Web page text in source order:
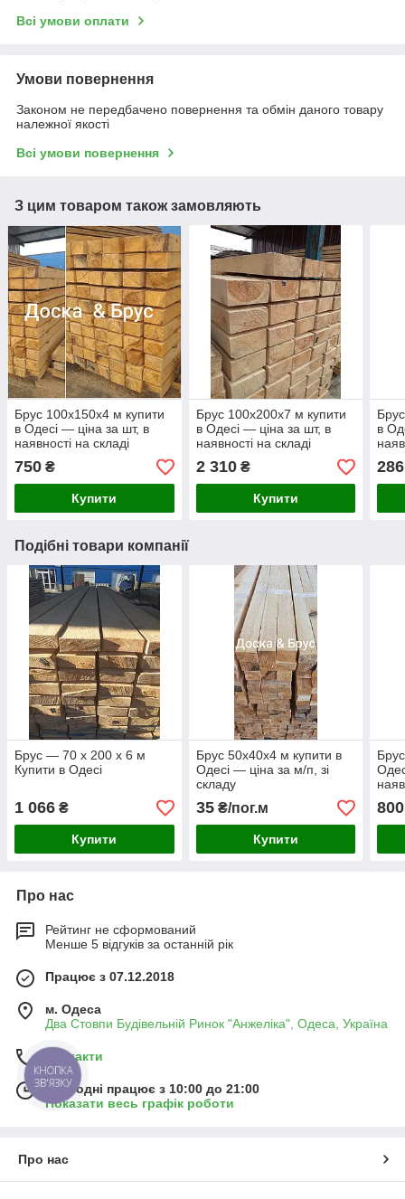
Всі умови оплати
Умови повернення
Законом не передбачено повернення та обмін даного товару
належної якості
Всі умови повернення
З цим товаром також замовляють
Брус 100х150х4 м купити
в Одесі — ціна за шт, в
наявності на складі
750 ₴
Купити
Брус 100х200х7 м купити
в Одесі — ціна за шт, в
наявності на складі
2 310₴
Купити
в
286
Подібні товари компанії
Брус — 70 х 200 х 6 м
Купити в Одесі
1 066 ₴
Купити
Брус 50х40х4 м купити в
Одесі — ціна за м/п, зі
складу
35₴/пог.м
Купити
800
Про нас
Рейтинг не сформований
Менше 5 відгуків за останній рік
Працює з 07.12.2018
м. Одеса
Два Стовпи Будівельній Ринок "Анжеліка", Одеса, Україна
Контакти
Сьогодні працює з 10:00 до 21:00
Показати весь графік роботи
Про нас
КНОПКА
ЗВ'ЯЗКУ